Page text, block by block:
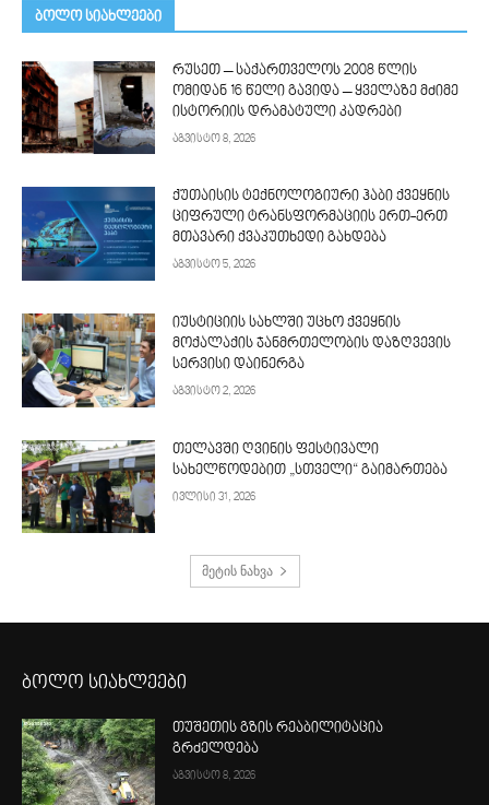
ᲑᲝᲚᲝ ᲡᲘᲐᲮᲚᲔᲔᲑᲘ
რუსეთ – საქართველოს 2008 წლის
ომიდან 16 წელი გავიდა – ყველაზე მძიმე
ისტორიის დრამატული კადრები
აგვისტო 8, 2026
ქუთაისის ტექნოლოგიური ჰაბი ქვეყნის
ციფრული ტრანსფორმაციის ერთ-ერთ
მთავარი ქვაკუთხედი გახდება
აგვისტო 5, 2026
იუსტიციის სახლში უცხო ქვეყნის
მოქალაქის ჯანმრთელობის დაზღვევის
სერვისი დაინერგა
აგვისტო 2, 2026
თელავში ღვინის ფესტივალი
სახელწოდებით „სთველი“ გაიმართება
ივლისი 31, 2026
მეტის ნახვა
ბოლო სიახლეები
თუშეთის გზის რეაბილიტაცია
გრძელდება
აგვისტო 8, 2026